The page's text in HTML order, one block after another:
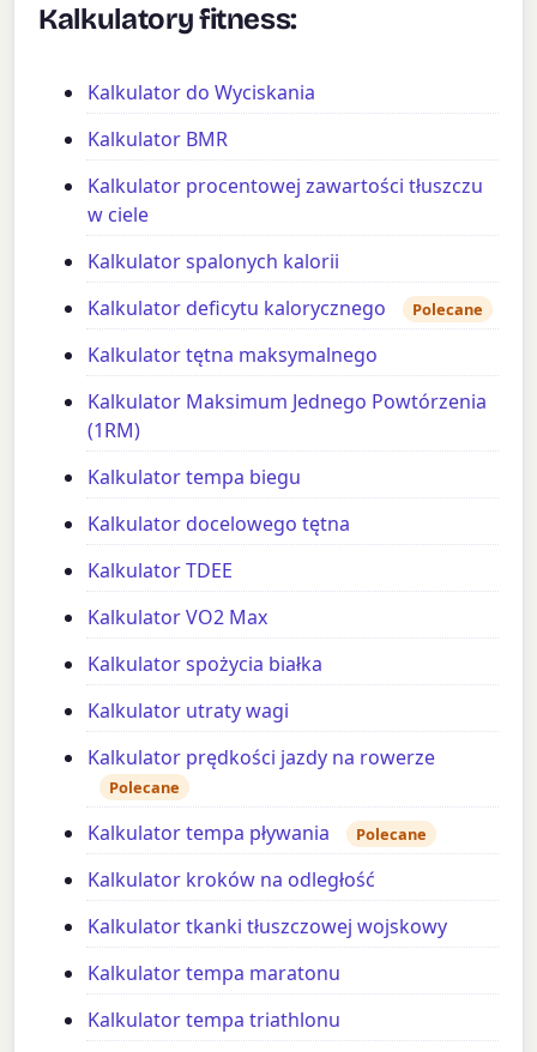
Kalkulatory fitness:
Kalkulator do Wyciskania
Kalkulator BMR
Kalkulator procentowej zawartości tłuszczu
w ciele
Kalkulator spalonych kalorii
Kalkulator deficytu kalorycznego
Polecane
Kalkulator tętna maksymalnego
Kalkulator Maksimum Jednego Powtórzenia
(1RM)
Kalkulator tempa biegu
Kalkulator docelowego tętna
Kalkulator TDEE
Kalkulator VO2 Max
Kalkulator spożycia białka
Kalkulator utraty wagi
Kalkulator prędkości jazdy na rowerze
Polecane
Kalkulator tempa pływania Polecane
Kalkulator kroków na odległość
Kalkulator tkanki tłuszczowej wojskowy
Kalkulator tempa maratonu
Kalkulator tempa triathlonu